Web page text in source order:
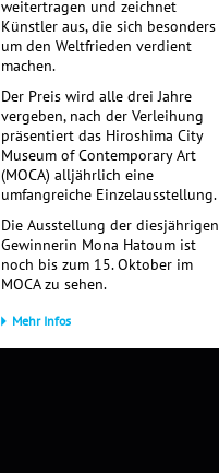
weitertragen und zeichnet
Künstler aus, die sich besonders
um den Weltfrieden verdient
machen.
Der Preis wird alle drei Jahre
vergeben, nach der Verleihung
präsentiert das Hiroshima City
Museum of Contemporary Art
(MOCA) alljährlich eine
umfangreiche Einzelausstellung.
Die Ausstellung der diesjährigen
Gewinnerin Mona Hatoum ist
noch bis zum 15. Oktober im
MOCA zu sehen.
Mehr Infos